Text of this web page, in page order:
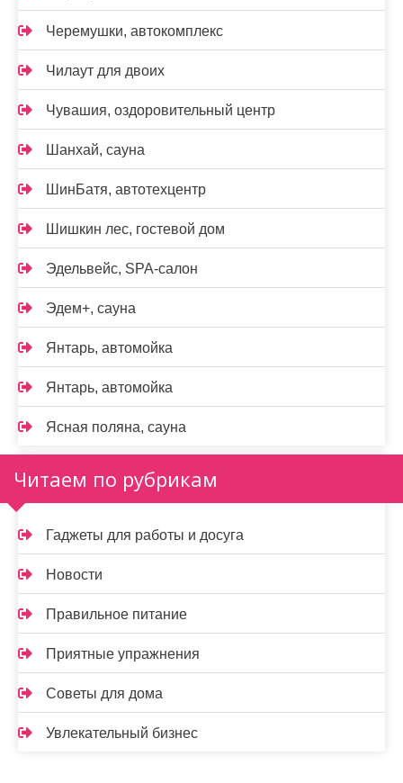
Черемушки, автокомплекс
Чилаут для двоих
Чувашия, оздоровительный центр
Шанхай, сауна
ШинБатя, автотехцентр
Шишкин лес, гостевой дом
Эдельвейс, SPA-салон
Эдем+, сауна
Янтарь, автомойка
Янтарь, автомойка
Ясная поляна, сауна
Читаем по рубрикам
Гаджеты для работы и досуга
Новости
Правильное питание
Приятные упражнения
Советы для дома
Увлекательный бизнес